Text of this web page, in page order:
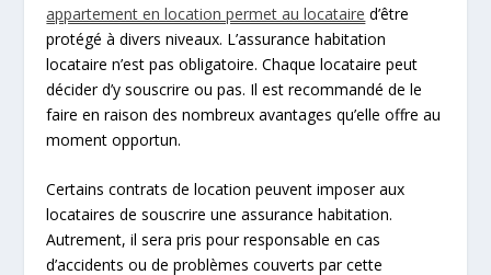
appartement en location permet au locataire d’être
protégé à divers niveaux. L’assurance habitation
locataire n’est pas obligatoire. Chaque locataire peut
décider d’y souscrire ou pas. Il est recommandé de le
faire en raison des nombreux avantages qu’elle offre au
moment opportun.
Certains contrats de location peuvent imposer aux
locataires de souscrire une assurance habitation.
Autrement, il sera pris pour responsable en cas
d’accidents ou de problèmes couverts par cette